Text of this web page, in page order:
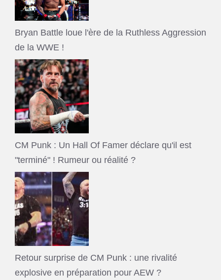
Bryan Battle loue l'ère de la Ruthless Aggression
de la WWE !
CM Punk : Un Hall Of Famer déclare qu'il est
"terminé" ! Rumeur ou réalité ?
Retour surprise de CM Punk : une rivalité
explosive en préparation pour AEW ?